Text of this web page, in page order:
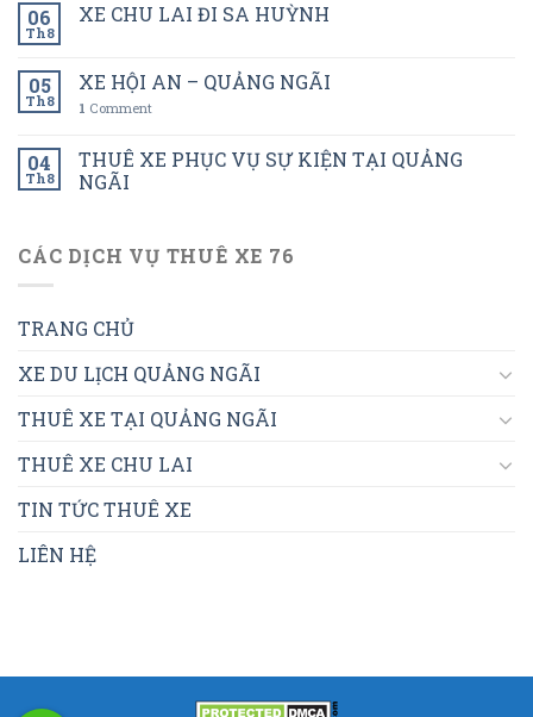
06
Th8
XE CHU LAI ĐI SA HUỲNH
05
Th8
XE HỘI AN – QUẢNG NGÃI
1 Comment
04
Th8
THUÊ XE PHỤC VỤ SỰ KIỆN TẠI QUẢNG
NGÃI
CÁC DỊCH VỤ THUÊ XE 76
TRANG CHỦ
XE DU LỊCH QUẢNG NGÃI
THUÊ XE TẠI QUẢNG NGÃI
THUÊ XE CHU LAI
TIN TỨC THUÊ XE
LIÊN HỆ